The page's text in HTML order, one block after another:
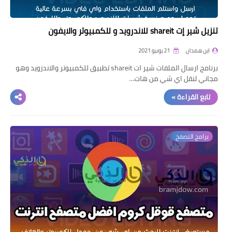
تنزيل شير إت shareit للاندرويد و للكمبيوتر والايفون
ابن همدان
برنامج ارسال الملفات شير ات shareit تطبيق للكمبيوتر والاندرويد وهو
مجاني لنقل اي شي من هات…
تابع القراءة »
برامج التصفح